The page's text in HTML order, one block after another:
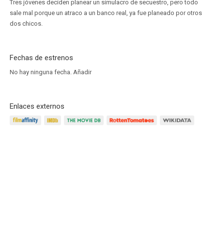
Tres jóvenes deciden planear un simulacro de secuestro, pero todo
sale mal porque un atraco a un banco real, ya fue planeado por otros
dos chicos.
Fechas de estrenos
No hay ninguna fecha. Añadir
Enlaces externos